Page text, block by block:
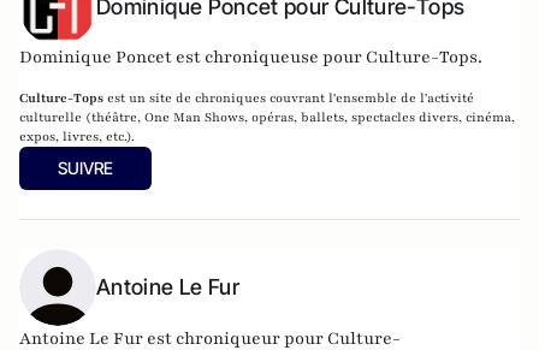
Dominique Poncet pour Culture-Tops
Dominique Poncet est chroniqueuse pour Culture-Tops.
Culture-Tops est un site de chroniques couvrant l'ensemble de l'activité
culturelle (théâtre, One Man Shows, opéras, ballets, spectacles divers, cinéma,
expos, livres, etc.).
SUIVRE
Antoine Le Fur
Antoine Le Fur est chroniqueur pour Culture-